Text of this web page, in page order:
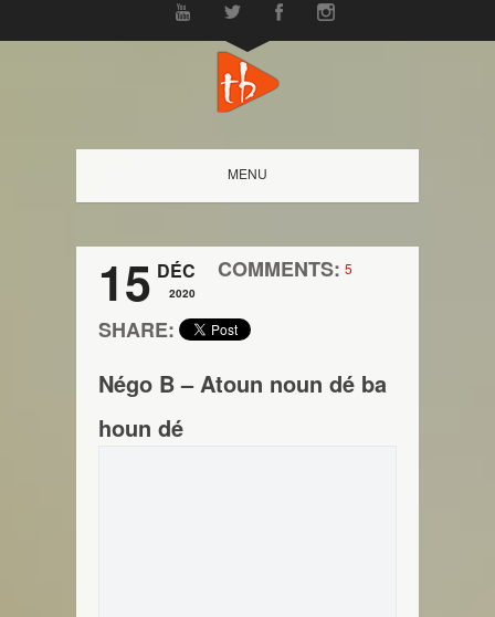
MENU
15 DÉC
2020
COMMENTS: 5
SHARE:
Négo B – Atoun noun dé ba
houn dé